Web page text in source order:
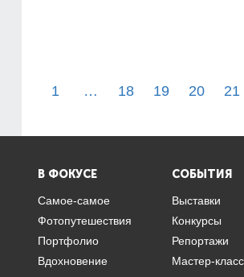
1 … 18 19 20 21
В ФОКУСЕ
Самое-самое
Фотопутешествия
Портфолио
Вдохновение
СОБЫТИЯ
Выставки
Конкурсы
Репортажи
Мастер-